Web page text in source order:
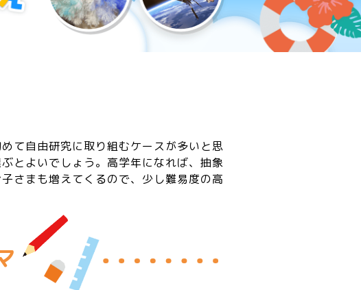
て自由研究に取り組むケースが多いと思
とよいでしょう。高学年になれば、抽象
さまも増えてくるので、少し難易度の高